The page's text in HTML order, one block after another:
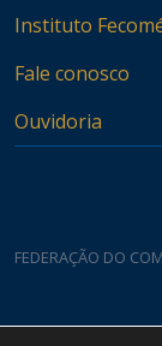
Instituto
Fale conosco
Ouvidoria
FEDERAÇÃO DO